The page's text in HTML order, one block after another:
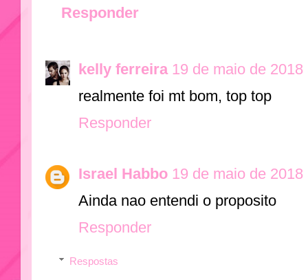
Responder
kelly ferreira 19 de maio de 2018
realmente foi mt bom, top top
Responder
Israel Habbo 19 de maio de 2018
Ainda nao entendi o proposito
Responder
Respostas